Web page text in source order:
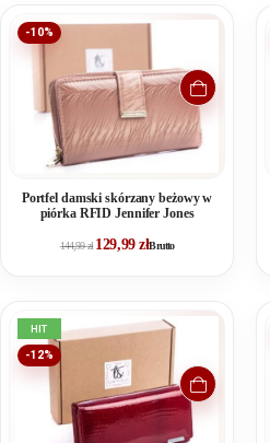
-10%
Portfel damski skórzany beżowy w
piórka RFID Jennifer Jones
144,99zł 129,99złBrutto
HIT
-12%